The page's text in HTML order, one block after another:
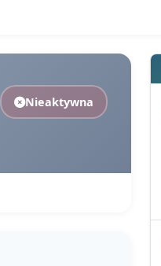
Nieaktywna